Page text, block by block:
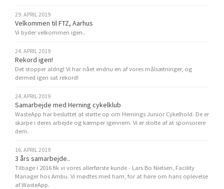
29. APRIL 2019
Velkommen til FTZ, Aarhus
Vi byder velkommen igen..
24. APRIL 2019
Rekord igen!
Det stopper aldrig! Vi har nået endnu en af vores målsætninger, og
dermed igen sat rekord!
24. APRIL 2019
Samarbejde med Herning cykelklub
WasteApp har besluttet at støtte op om Hernings Junior Cykelhold. De er
skarpe i deres arbejde og kæmper igennem. Vi er stolte af at sponsorere
dem.
16. APRIL 2019
3 års samarbejde..
Tilbage i 2016 fik vi vores allerførste kunde - Lars Bo Nielsen, Facility
Manager hos Ambu. Vi mødtes med ham, for at høre om hans oplevelse
af WasteApp.